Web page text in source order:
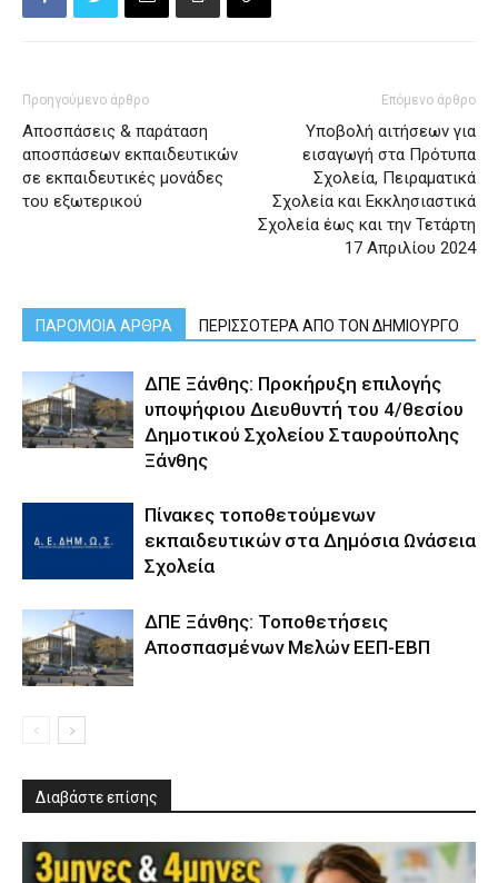
Προηγούμενο άρθρο
Αποσπάσεις & παράταση
αποσπάσεων εκπαιδευτικών
σε εκπαιδευτικές μονάδες
του εξωτερικού
Επόμενο άρθρο
Υποβολή αιτήσεων για
εισαγωγή στα Πρότυπα
Σχολεία, Πειραματικά
Σχολεία και Εκκλησιαστικά
Σχολεία έως και την Τετάρτη
17 Απριλίου 2024
ΠΑΡΟΜΟΙΑ ΑΡΘΡΑ ΠΕΡΙΣΣΟΤΕΡΑ ΑΠΟ ΤΟΝ ΔΗΜΙΟΥΡΓΟ
ΔΠΕ Ξάνθης: Προκήρυξη επιλογής
υποψήφιου Διευθυντή του 4/θεσίου
Δημοτικού Σχολείου Σταυρούπολης
Ξάνθης
Πίνακες τοποθετούμενων
εκπαιδευτικών στα Δημόσια Ωνάσεια
Σχολεία
ΔΠΕ Ξάνθης: Τοποθετήσεις
Αποσπασμένων Μελών ΕΕΠ-ΕΒΠ
Διαβάστε επίσης